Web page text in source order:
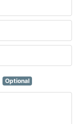
Optional